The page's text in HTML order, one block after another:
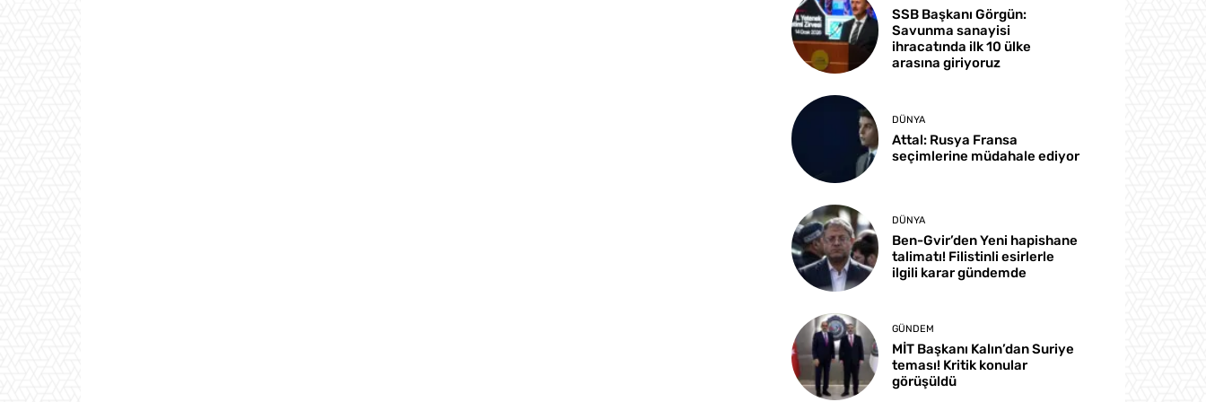
SSB Başkanı Görgün:
Savunma sanayisi
ihracatında ilk 10 ülke
arasına giriyoruz
DÜNYA
Attal: Rusya Fransa
seçimlerine müdahale ediyor
DÜNYA
Ben-Gvir’den Yeni hapishane
talimatı! Filistinli esirlerle
ilgili karar gündemde
GÜNDEM
MİT Başkanı Kalın’dan Suriye
teması! Kritik konular
görüşüldü